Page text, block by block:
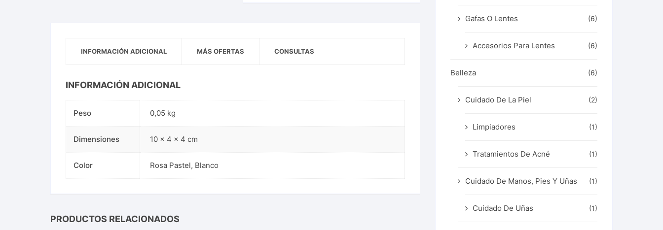
INFORMACIÓN ADICIONAL MÁS OFERTAS CONSULTAS
INFORMACIÓN ADICIONAL
Peso 0,05 kg
Dimensiones 10 × 4 × 4 cm
Color Rosa Pastel, Blanco
PRODUCTOS RELACIONADOS
Gafas O Lentes (6)
Accesorios Para Lentes (6)
Belleza (6)
Cuidado De La Piel (2)
Limpiadores (1)
Tratamientos De Acné (1)
Cuidado De Manos, Pies Y Uñas (1)
Cuidado De Uñas (1)